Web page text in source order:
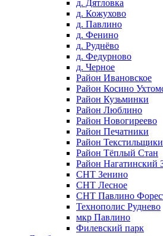
д. Дятловка
д. Кожухово
д. Павлино
д. Фенино
д. Руднёво
д. Федурново
д. Черное
Район Ивановское
Район Косино
Район Кузьминки
Район Люблино
Район Новогиреево
Район Печатники
Район Текстильщики
Район Тёплый Стан
Район Нагатинский
СНТ Зенино
СНТ Лесное
СНТ Павлино
Технополис Руднево
мкр Павлино
Филевский парк